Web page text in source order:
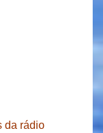
da rádio